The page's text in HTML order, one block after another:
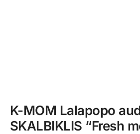
K-MOM Lalapopo
SKALBIKLIS “Fresh